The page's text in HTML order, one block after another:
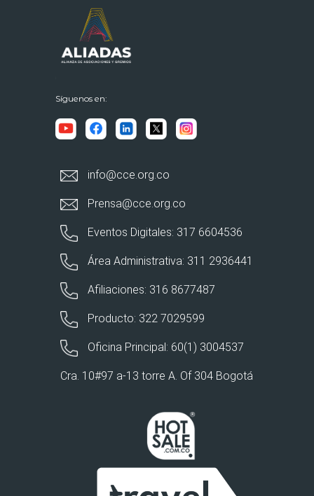
Síguenos en:
info@cce.org.co
Prensa@cce.org.co
Eventos Digitales: 317 6604536
Área Administrativa: 311 2936441
Afiliaciones: 316 8677487
Producto: 322 7029599
Oficina Principal: 60(1) 3004537
Cra. 10#97 a-13 torre A. Of 304 Bogotá